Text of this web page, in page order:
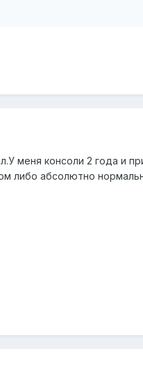
меня консоли 2 года и
либо абсолютно